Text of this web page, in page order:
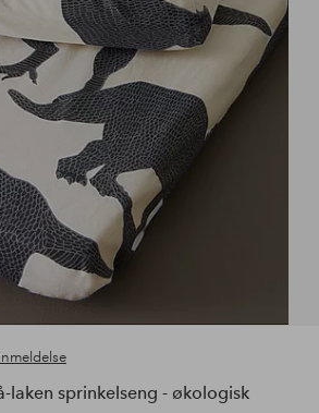
laken sprinkelseng - økologisk